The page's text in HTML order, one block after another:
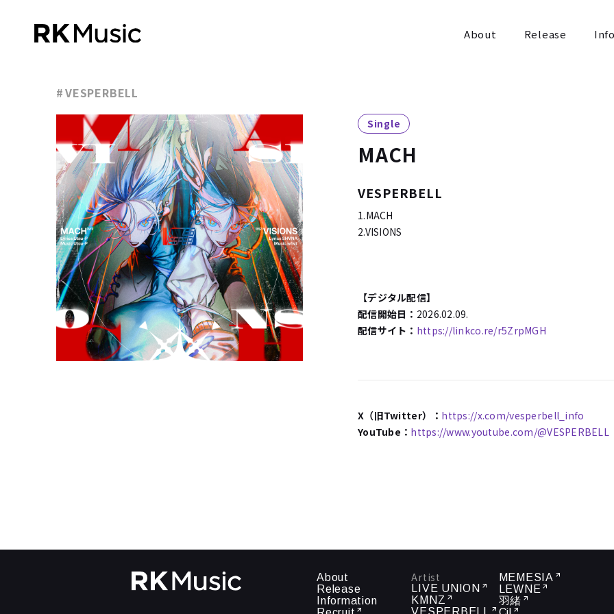
About Release
VESPERBELL
Single
MACH
VESPERBELL
1.MACH
2.VISIONS
【デジタル配信】
配信開始日： 2026.02.09.
配信サイト： https://linkco.re/r5ZrpMGH
X（旧Twitter）： https://x.com/vesperbell_info
YouTube： https://www.youtube.com/@VESPERBELL
About
Release
Information
Artist
LIVE UNION
KMNZ
VESPERBELL
MEMESIA
LEWNE
羽緒